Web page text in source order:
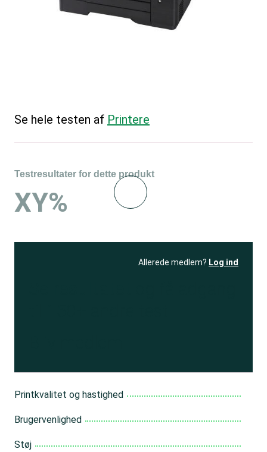
Se hele testen af Printere
Testresultater for dette produkt
XY%
Allerede medlem? Log ind
Printkvalitet og hastighed
Brugervenlighed
Støj